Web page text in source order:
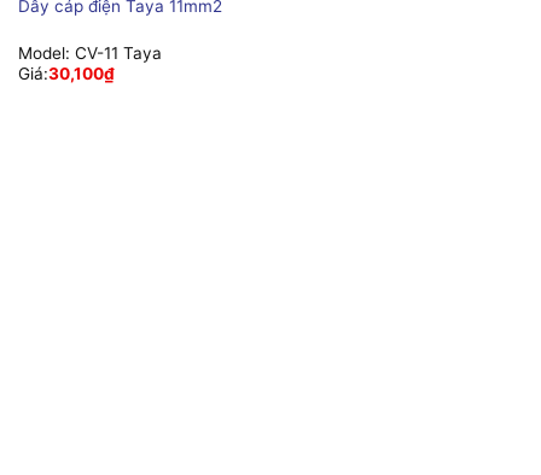
Dây cáp điện Taya 11mm2
Model: CV-11 Taya
Giá:30,100₫